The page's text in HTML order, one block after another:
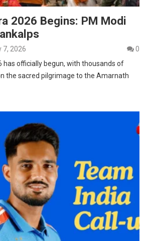
2026 Begins: PM Modi
7, 2026
0
has officially begun, with thousands of
the sacred pilgrimage to the Amarnath